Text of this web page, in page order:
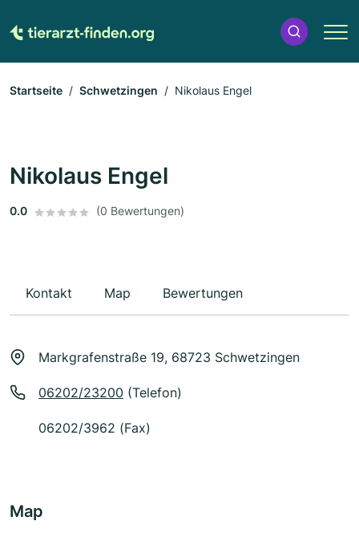
Startseite Schwetzingen Nikolaus Engel
Nikolaus Engel
0.0 (0 Bewertungen)
Kontakt Map Bewertungen
Markgrafenstraße 19, 68723 Schwetzingen
06202/23200 (Telefon)
06202/3962 (Fax)
Map